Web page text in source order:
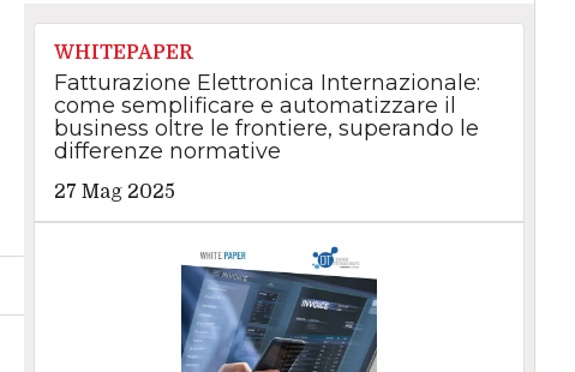
WHITEPAPER
Fatturazione Elettronica Internazionale:
come semplificare e automatizzare il
business oltre le frontiere, superando le
differenze normative
27 Mag 2025